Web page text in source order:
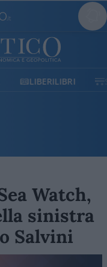
SHOP SOSTIENICI
Watch,
sinistra
Salvini